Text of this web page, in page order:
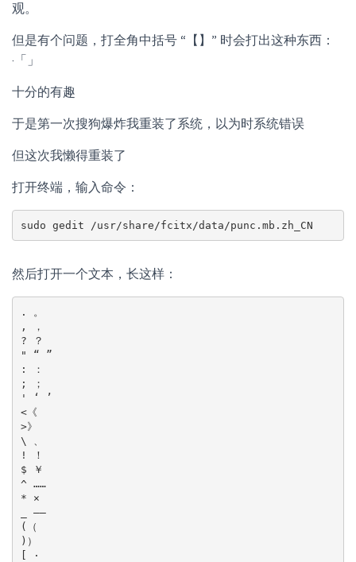
观。
但是有个问题，打全角中括号 “【】” 时会打出这种东西：
·「」
十分的有趣
于是第一次搜狗爆炸我重装了系统，以为时系统错误
但这次我懒得重装了
打开终端，输入命令：
然后打开一个文本，长这样：
. 。
, ，
? ？
" “ ”
: ：
; ；
' ‘ ’
<《
>》
\ 、
! ！
$ ￥
^ ……
* ×
_ ——
(（
)）
[ ·